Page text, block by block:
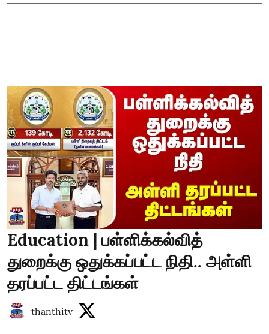
Education | பள்ளிக்கல்வித்
துறைக்கு ஒதுக்கப்பட்ட நிதி.. அள்ளி
தரப்பட்ட திட்டங்கள்
thanthitv